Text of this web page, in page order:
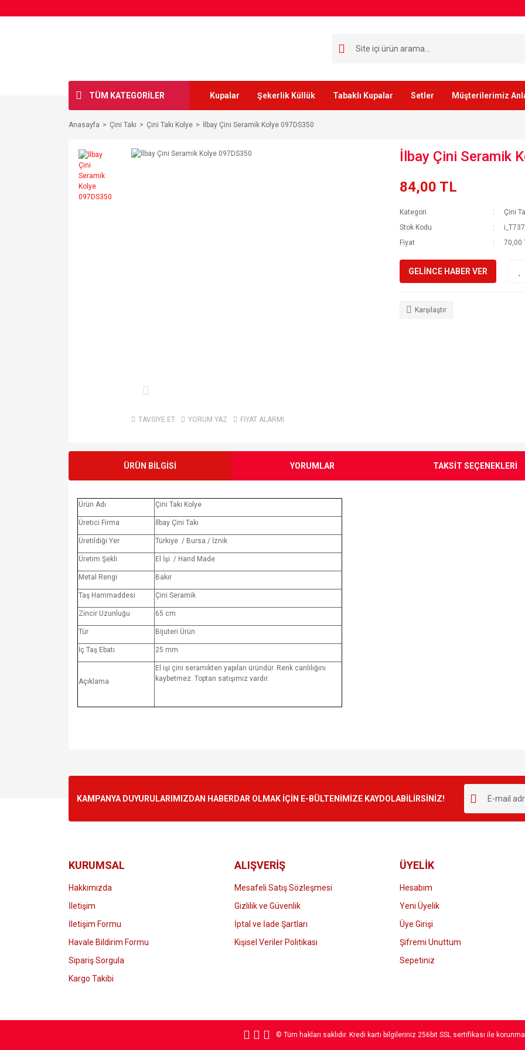
TÜM KATEGORİLER Kupalar Şekerlik Küllük Tabaklı Kupalar Setler Müşterilerimiz
Anasayfa Çini Takı Çini Takı Kolye İlbay Çini Seramik Kolye 097DS350
TAVSİYE ET YORUM YAZ FİYAT ALARMI
İlbay Çini Seramik
84,00 TL
Kategori
Çini
Stok Kodu
Fiyat
70,00
GELİNCE HABER VER
Karşılaştır
ÜRÜN BİLGİSİ YORUMLAR TAKSİT SEÇENEKLERİ
Ürün Adı Çini Takı Kolye
Üretici Firma İlbay Çini Takı
Üretildiği Yer Türkiye / Bursa / İznik
Üretim Şekli El İşi / Hand Made
Metal Rengi Bakır
Taş Hammaddesi Çini Seramik
Zincir Uzunluğu 65 cm
Tür Bijuteri Ürün
İç Taş Ebatı 25 mm
Açıklama
El işi çini seramikten yapılan üründür. Renk canlılığını
kaybetmez. Toptan satışımız vardır.
Ürün resmi kalitesiz, bozuk veya görüntülenemiyor.
Bu ürüne benzer farklı alternatifler olmalı.
Gönder
KAMPANYA DUYURULARIMIZDAN HABERDAR OLMAK İÇİN E-BÜLTENİMİZE KAYDOLABİLİRSİNİZ!
KURUMSAL
Hakkımızda
İletişim
İletişim Formu
Havale Bildirim Formu
Sipariş Sorgula
Kargo Takibi
ALIŞVERİŞ
Mesafeli Satış Sözleşmesi
Gizlilik ve Güvenlik
İptal ve İade Şartları
Kişisel Veriler Politikası
ÜYELİK
Hesabım
Yeni Üyelik
Üye Girişi
Şifremi Unuttum
Sepetiniz
© Tüm hakları saklıdır. Kredi kartı bilgileriniz 256bit SSL sertifikası ile